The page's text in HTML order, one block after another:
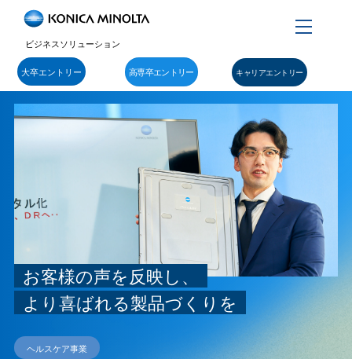
ビジネスソリューション
Menu
大卒エントリー 高専卒エントリー キャリアエントリー
お客様の声を反映し、
より喜ばれる製品づくりを
ヘルスケア事業